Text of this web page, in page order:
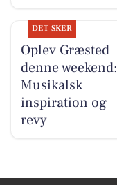
DET SKER
Oplev Græsted
denne weekend:
Musikalsk
inspiration og
revy